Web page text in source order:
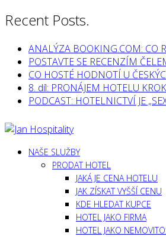
Recent Posts.
ANALÝZA BOOKING.COM: CO
POSTAVTE SE RECENZÍM
CO HOSTÉ HODNOTÍ U
8. díl: PRONÁJEM HOTELU
PODCAST: HOTELNICTVÍ JE
NAŠE SLUŽBY
PRODAT HOTEL
JAKÁ JE CENA HOTELU
JAK ZÍSKAT VYŠŠÍ CENU
KDE HLEDAT KUPCE
HOTEL JAKO FIRMA
HOTEL JAKO